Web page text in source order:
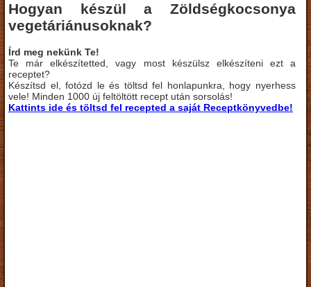
Hogyan készül a Zöldségkocsonya
vegetáriánusoknak?
Írd meg nekünk Te!
Te már elkészítetted, vagy most készülsz elkészíteni ezt a
receptet?
Készítsd el, fotózd le és töltsd fel honlapunkra, hogy nyerhess
vele! Minden 1000 új feltöltött recept után sorsolás!
Kattints ide és töltsd fel recepted a saját Receptkönyvedbe!